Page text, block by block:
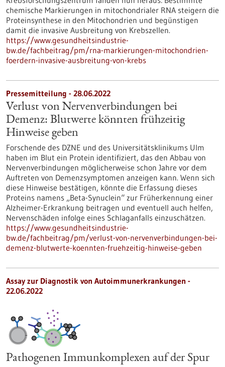
chemische Markierungen in mitochondrialer RNA steigern die
Proteinsynthese in den Mitochondrien und begünstigen
damit die invasive Ausbreitung von Krebszellen.
https://www.gesundheitsindustrie-
bw.de/fachbeitrag/pm/rna-markierungen-mitochondrien-
foerdern-invasive-ausbreitung-von-krebs
Pressemitteilung - 28.06.2022
Verlust von Nervenverbindungen bei
Demenz: Blutwerte könnten frühzeitig
Hinweise geben
Forschende des DZNE und des Universitätsklinikums Ulm
haben im Blut ein Protein identifiziert, das den Abbau von
Nervenverbindungen möglicherweise schon Jahre vor dem
Auftreten von Demenzsymptomen anzeigen kann. Wenn sich
diese Hinweise bestätigen, könnte die Erfassung dieses
Proteins namens „Beta-Synuclein“ zur Früherkennung einer
Alzheimer-Erkrankung beitragen und eventuell auch helfen,
Nervenschäden infolge eines Schlaganfalls einzuschätzen.
https://www.gesundheitsindustrie-
bw.de/fachbeitrag/pm/verlust-von-nervenverbindungen-bei-
demenz-blutwerte-koennten-fruehzeitig-hinweise-geben
Assay zur Diagnostik von Autoimmunerkrankungen -
22.06.2022
Pathogenen Immunkomplexen auf der Spur